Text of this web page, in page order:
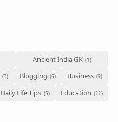
Ancient India GK
Blogging
Business
Daily Life Tips Education